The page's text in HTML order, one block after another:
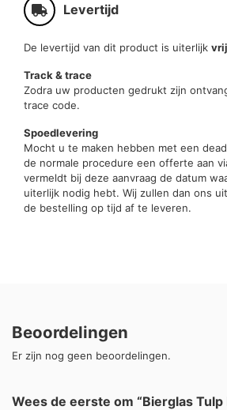
Levertijd
De levertijd van dit product is uiterlijk
Track & trace
Zodra uw producten gedrukt zijn
trace code.
Spoedlevering
Mocht u te maken hebben met een
de normale procedure een offerte aan
vermeldt bij deze aanvraag de datum
uiterlijk nodig hebt. Wij zullen dan ons
de bestelling op tijd af te leveren.
Beoordelingen
Er zijn nog geen beoordelingen.
Wees de eerste om “Bierglas